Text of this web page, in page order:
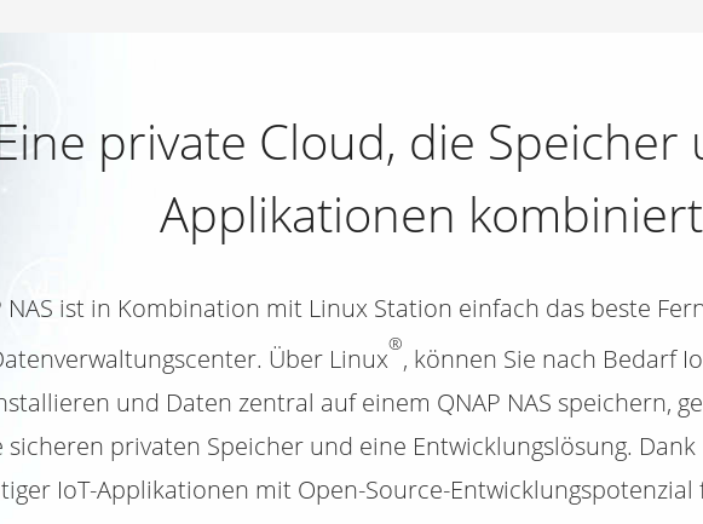
private Cloud, die Speicher
Applikationen kombiniert
NAS ist in Kombination mit Linux Station einfach das beste
Über Linux®, können Sie nach Bedarf
und Daten zentral auf einem QNAP NAS speichern,
sicheren privaten Speicher und eine Entwicklungslösung.
IoT-Applikationen mit Open-Source-Entwicklungspotenzial